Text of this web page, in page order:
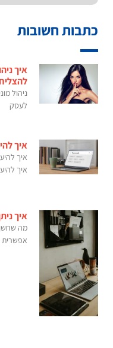
כתבות חשובות
איך
ניהול
לעסק
איך
איך
איך
איך
מה
אפשרית